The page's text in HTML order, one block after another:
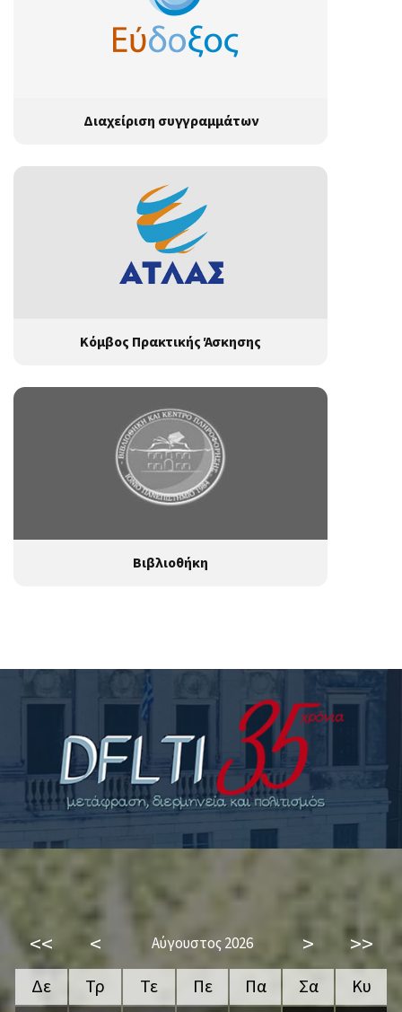
Διαχείριση συγγραμμάτων
Κόμβος Πρακτικής Άσκησης
Βιβλιοθήκη
<< < Αύγουστος 2026 > >>
Δε Τρ Τε Πε Πα Σα
Κυ